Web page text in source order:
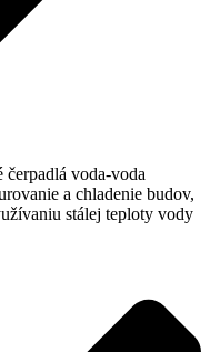
čerpadlá voda-voda
a chladenie budov,
stálej teploty vody